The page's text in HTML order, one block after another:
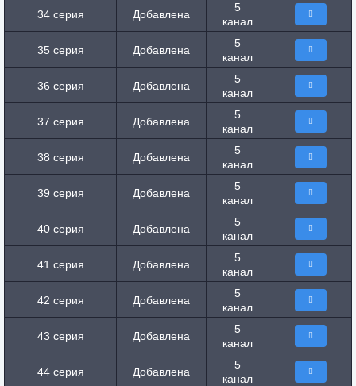
34 серия Добавлена
5
канал
35 серия Добавлена
5
канал
36 серия Добавлена
5
канал
37 серия Добавлена
5
канал
38 серия Добавлена
5
канал
39 серия Добавлена
5
канал
40 серия Добавлена
5
канал
41 серия Добавлена
5
канал
42 серия Добавлена
5
канал
43 серия Добавлена
5
канал
44 серия Добавлена
5
канал